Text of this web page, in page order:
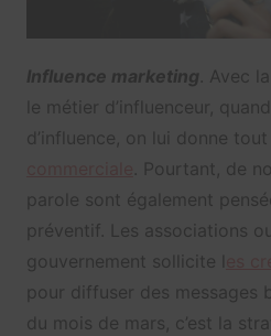
Influence marketing . Avec
le métier d’influenceur,
d’influence, on lui donne
. Pourtant, de
parole sont également
préventif. Les associations
gouvernement sollicite l
pour diffuser des messages
du mois de mars, c’est la